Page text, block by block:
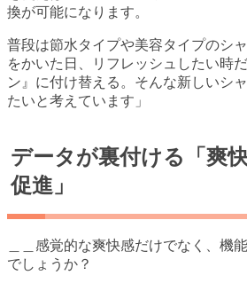
換が可能になります。
普段は節水タイプや美容タイプのシ
をかいた日、リフレッシュしたい時
ン』に付け替える。そんな新しいシ
たいと考えています」
データが裏付ける「爽
促進」
＿＿感覚的な爽快感だけでなく、機
でしょうか？